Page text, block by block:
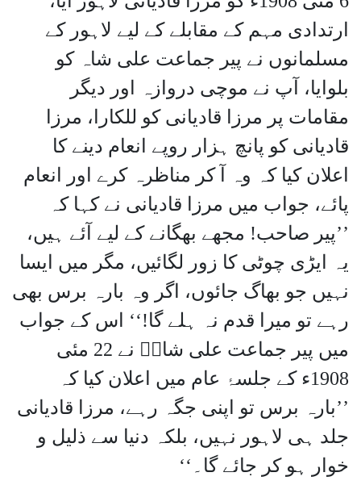
ارتدادی مہم کے مقابلے کے لیے لاہور کے
مسلمانوں نے پیر جماعت علی شاہ کو
بلوایا، آپ نے موچی دروازہ اور دیگر
مقامات پر مرزا قادیانی کو للکارا، مرزا
قادیانی کو پانچ ہزار روپے انعام دینے کا
اعلان کیا کہ وہ آ کر مناظرہ کرے اور انعام
پائے، جواب میں مرزا قادیانی نے کہا کہ
’’پیر صاحب! مجھے بھگانے کے لیے آئے ہیں،
یہ ایڑی چوٹی کا زور لگائیں، مگر میں ایسا
نہیں جو بھاگ جائوں، اگر وہ بارہ برس بھی
رہے تو میرا قدم نہ ہلے گا!‘‘ اس کے جواب
میں پیر جماعت علی شاہؒ نے 22 مئی
1908ء کے جلسۂ عام میں اعلان کیا کہ
’’بارہ برس تو اپنی جگہ رہے، مرزا قادیانی
جلد ہی لاہور نہیں، بلکہ دنیا سے ذلیل و
خوار ہو کر جائے گا۔‘‘